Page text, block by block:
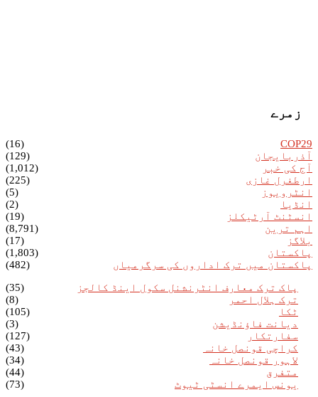
زمرے
COP29
(16)
آذربایجان
(129)
آج کی خبر
(1,012)
ارطغرل غازی
(225)
انٹرویوز
(5)
انڈیا
(2)
انسٹنٹ آرٹیکلز
(19)
اہم ترین
(8,791)
بلاگز
(17)
پاکستان
(1,803)
پاکستان میں ترک اداروں کی سرگرمیاں
(482)
پاک ترک معارف انٹرنشنل سکول اینڈ کالجز
(35)
ترک ہلال احمر
(8)
ٹکا
(105)
دیانت فاؤنڈیشن
(3)
سفارتکار
(127)
کراچی قونصل خانہ
(43)
لاہور قونصل خانہ
(34)
متفرق
(44)
یونس ایمرے انسٹی ٹیوٹ
(73)